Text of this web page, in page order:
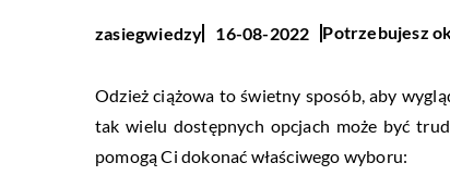
zasiegwiedzy 16-08-2022 Potrzebujesz
Odzież ciążowa to świetny sposób, aby
tak wielu dostępnych opcjach może być
pomogą Ci dokonać właściwego wyboru: